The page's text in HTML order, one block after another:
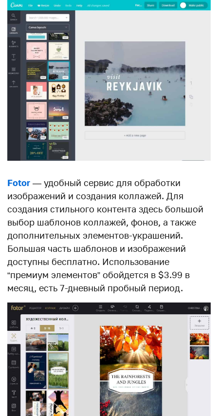
Fotor — удобный сервис для обработки
изображений и создания коллажей. Для
создания стильного контента здесь большой
выбор шаблонов коллажей, фонов, а также
дополнительных элементов-украшений.
Большая часть шаблонов и изображений
доступны бесплатно. Использование
“премиум элементов” обойдется в $3.99 в
месяц, есть 7-дневный пробный период.